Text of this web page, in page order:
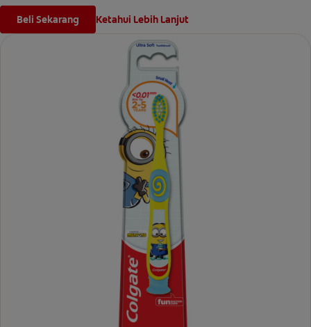
Beli Sekarang Ketahui Lebih Lanjut